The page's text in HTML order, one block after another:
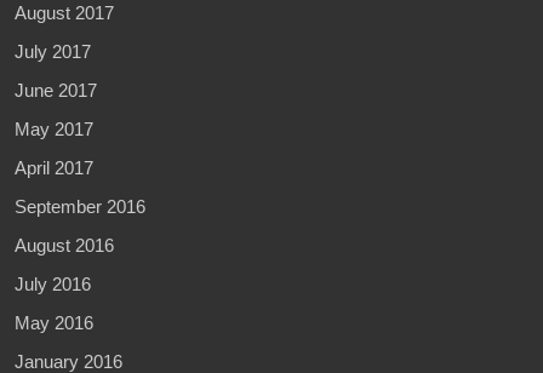
August 2017
July 2017
June 2017
May 2017
April 2017
September 2016
August 2016
July 2016
May 2016
January 2016